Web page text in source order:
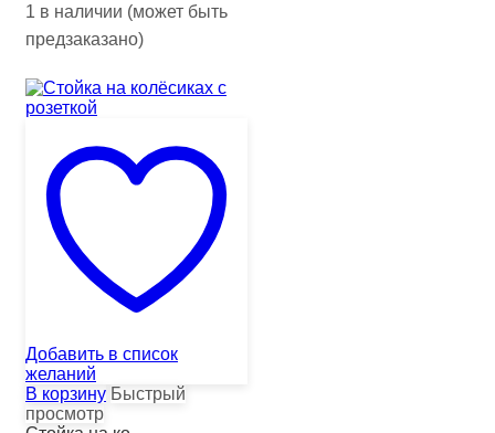
1 в наличии (может быть
предзаказано)
Добавить в список
желаний
В корзину Быстрый
просмотр